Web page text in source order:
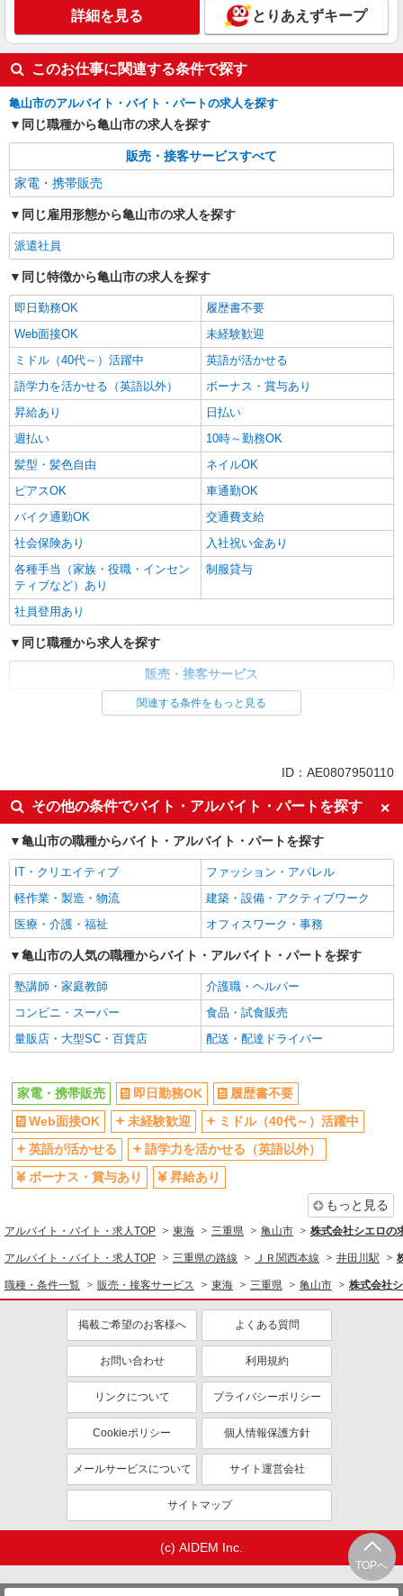
詳細を見る とりあえずキープ
このお仕事に関連する条件で探す
亀山市のアルバイト・バイト・パートの求人を探す
同じ職種から亀山市の求人を探す
販売・接客サービスすべて
家電・携帯販売
同じ雇用形態から亀山市の求人を探す
派遣社員
同じ特徴から亀山市の求人を探す
即日勤務OK
履歴書不要
Web面接OK
未経験歓迎
ミドル（40代～）活躍中
英語が活かせる
語学力を活かせる（英語以外）
ボーナス・賞与あり
昇給あり
日払い
週払い
10時～勤務OK
髪型・髪色自由
ネイルOK
ピアスOK
車通勤OK
バイク通勤OK
交通費支給
社会保険あり
入社祝い金あり
各種手当（家族・役職・インセン
ティブなど）あり
制服貸与
社員登用あり
同じ職種から求人を探す
販売・接客サービス
英語が活かせる
ボーナス・賞与あり
日払い
車通勤OK
交通費支給
社会保険あり
社員登用あり
関連する条件をもっと見る
ID：AE0807950110
その他の条件でバイト・アルバイト・パートを探す
亀山市の職種からバイト・アルバイト・パートを探す
IT・クリエイティブ
ファッション・アパレル
軽作業・製造・物流
建築・設備・アクティブワーク
医療・介護・福祉
オフィスワーク・事務
亀山市の人気の職種からバイト・アルバイト・パートを探す
塾講師・家庭教師
介護職・ヘルパー
コンビニ・スーパー
食品・試食販売
量販店・大型SC・百貨店
配送・配達ドライバー
TOPへ
家電・携帯販売 即日勤務OK
履歴書不要
Web面接OK
未経験歓迎
ミドル（40代～）活躍中
英語が活かせる
語学力を活かせる（英語以外）
ボーナス・賞与あり
昇給あり
もっと見る
アルバイト・バイト・求人TOP 東海 三重県 亀山市 株式会社シエロの
アルバイト・バイト・求人TOP 三重県の路線 ＪＲ関西本線 井田川駅
職種・条件一覧 販売・接客サービス 東海 三重県 亀山市 株式会社
掲載ご希望のお客様へ よくある質問
お問い合わせ 利用規約
リンクについて プライバシーポリシー
Cookieポリシー 個人情報保護方針
メールサービスについて サイト運営会社
サイトマップ
(c) AIDEM Inc.